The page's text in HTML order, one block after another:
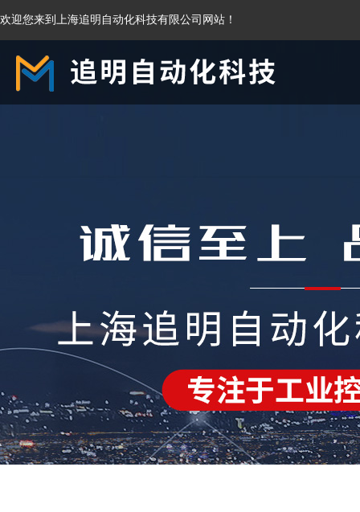
欢迎您来到上海追明自动化科技有限公司网站！